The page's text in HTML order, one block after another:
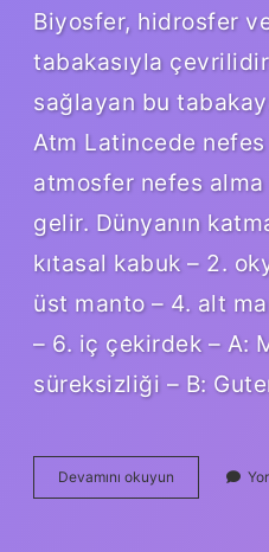
Biyosfer, hidrosfer
tabakasıyla
sağlayan bu
Atm Latincede
atmosfer nefes alma
gelir. Dünyanın
kıtasal kabuk – 2.
üst manto – 4. alt
– 6. iç çekirdek – A:
süreksizliği – B:
Devamını okuyun Dünyanın
Etrafini